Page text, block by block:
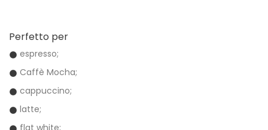
Perfetto per
espresso;
Caffè Mocha;
cappuccino;
latte;
flat white;